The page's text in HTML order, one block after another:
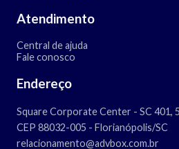
Atendimento
Central de ajuda
Fale conosco
Endereço
Square Corporate Center - SC 401,
CEP 88032-005 - Florianópolis/SC
relacionamento@advbox.com.br